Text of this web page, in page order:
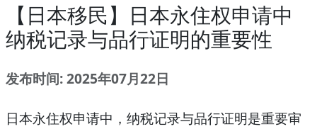
【日本移民】日本永住权申请中
纳税记录与品行证明的重要性
发布时间: 2025年07月22日
日本永住权申请中，纳税记录与品行证明是重要审